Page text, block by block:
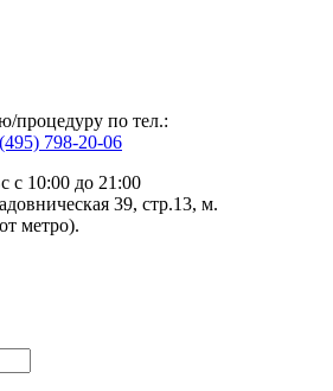
процедуру по тел.:
798-20-06
с 10:00 до 21:00
39, стр.13, м.
метро).